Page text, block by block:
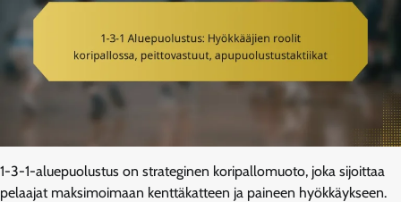
1-3-1-aluepuolustus on strateginen koripallomuoto, joka sijoittaa
pelaajat maksimoimaan kenttäkatteen ja paineen hyökkäykseen.